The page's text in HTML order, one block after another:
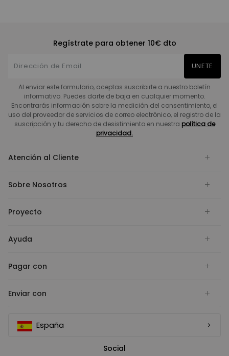
Regístrate para obtener 10€ dto
UNETE
Al enviar este formulario, aceptas suscribirte a nuestro boletín
informativo. Puedes darte de baja en cualquier momento.
Encontrarás información sobre la medición del consentimiento, el
uso del proveedor de servicios de correo electrónico, el registro de la
suscripción y tu derecho de desistimiento en nuestra política de
privacidad.
Atención al Cliente
Sobre Nosotros
Proyecto
Ayuda
Pagar con
Enviar con
España
Social